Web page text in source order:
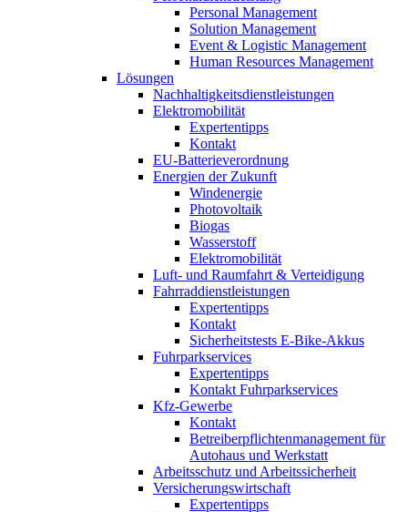
Personal Management
Solution Management
Event & Logistic Management
Human Resources Management
Lösungen
Nachhaltigkeitsdienstleistungen
Elektromobilität
Expertentipps
Kontakt
EU-Batterieverordnung
Energien der Zukunft
Windenergie
Photovoltaik
Biogas
Wasserstoff
Elektromobilität
Luft- und Raumfahrt & Verteidigung
Fahrraddienstleistungen
Expertentipps
Kontakt
Sicherheitstests E-Bike-Akkus
Fuhrparkservices
Expertentipps
Kontakt Fuhrparkservices
Kfz-Gewerbe
Kontakt
Betreiberpflichtenmanagement für
Autohaus und Werkstatt
Arbeitsschutz und Arbeitssicherheit
Versicherungswirtschaft
Expertentipps